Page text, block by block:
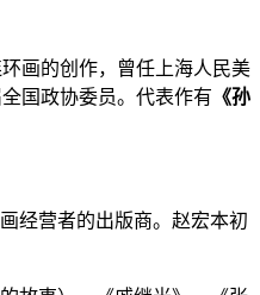
画的创作，曾任上海人民美
国政协委员。代表作有 《孙
经营者的出版商。赵宏本初